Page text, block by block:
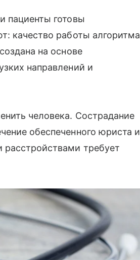
пациенты готовы
качество работы алгоритма
на основе
направлений и
человека. Сострадание
обеспеченного юриста и
требует